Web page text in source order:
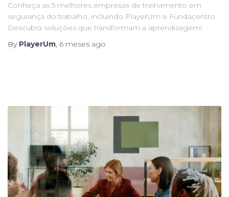
Conheça as 5 melhores empresas de treinamento em
segurança do trabalho, incluindo PlayerUm e Fundacentro.
Descubra soluções que transformam a aprendizagem!
By PlayerUm, 6 meses ago